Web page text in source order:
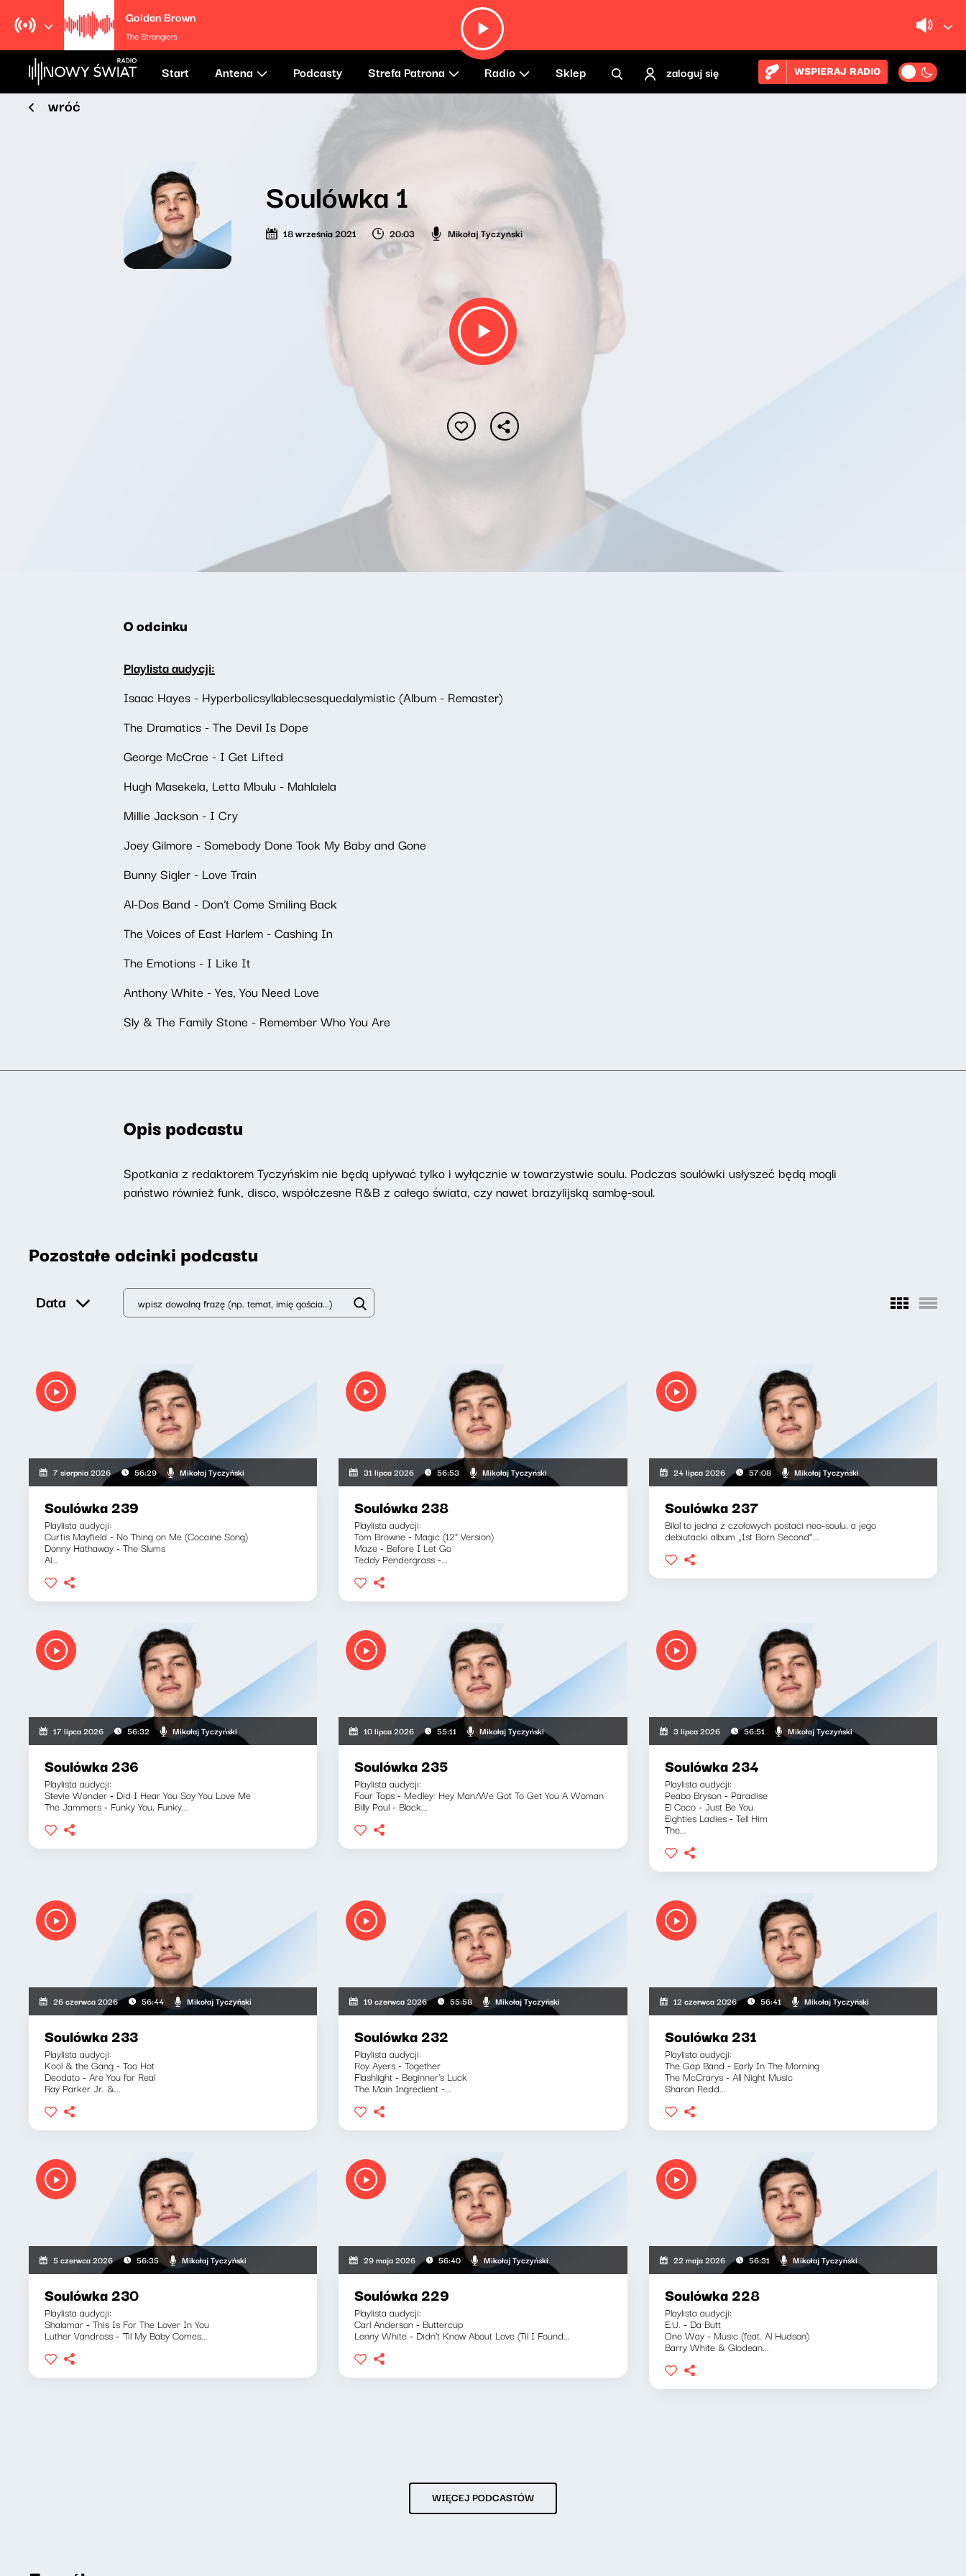
Golden Brown
The Stranglers
Start Antena Podcasty Strefa Patrona Radio Sklep zaloguj się WSPIERAJ RADIO
wróć
Soulówka 1
18 września 2021 20:03 Mikołaj Tyczyński
O odcinku
Playlista audycji:
Isaac Hayes - Hyperbolicsyllablecsesquedalymistic (Album - Remaster)
The Dramatics - The Devil Is Dope
George McCrae - I Get Lifted
Hugh Masekela, Letta Mbulu - Mahlalela
Millie Jackson - I Cry
Joey Gilmore - Somebody Done Took My Baby and Gone
Bunny Sigler - Love Train
Al-Dos Band - Don't Come Smiling Back
The Voices of East Harlem - Cashing In
The Emotions - I Like It
Anthony White - Yes, You Need Love
Sly & The Family Stone - Remember Who You Are
Opis podcastu
Spotkania z redaktorem Tyczyńskim nie będą upływać tylko i wyłącznie w towarzystwie soulu. Podczas soulówki usłyszeć będą mogli
państwo również funk, disco, współczesne R&B z całego świata, czy nawet brazylijską sambę-soul.
Pozostałe odcinki podcastu
Data
7 sierpnia 2026 56:29 Mikołaj Tyczyński
Soulówka 239
Playlista audycji:
Curtis Mayfield - No Thing on Me (Cocaine Song)
Donny Hathaway - The Slums
Al...
31 lipca 2026 56:53 Mikołaj Tyczyński
Soulówka 238
Playlista audycji:
Tom Browne - Magic (12" Version)
Maze - Before I Let Go
Teddy Pendergrass -...
24 lipca 2026 57:08 Mikołaj Tyczyński
Soulówka 237
Bilal to jedna z czołowych postaci neo-soulu, a jego
debiutacki album „1st Born Second”...
17 lipca 2026 56:32 Mikołaj Tyczyński
Soulówka 236
Playlista audycji:
Stevie Wonder - Did I Hear You Say You Love Me
The Jammers - Funky You, Funky...
10 lipca 2026 55:11 Mikołaj Tyczyński
Soulówka 235
Playlista audycji:
Four Tops - Medley: Hey Man/We Got To Get You A Woman
Billy Paul - Black...
3 lipca 2026 56:51 Mikołaj Tyczyński
Soulówka 234
Playlista audycji:
Peabo Bryson - Paradise
El Coco - Just Be You
Eighties Ladies - Tell Him
The...
26 czerwca 2026 56:44 Mikołaj Tyczyński
Soulówka 233
Playlista audycji:
Kool & the Gang - Too Hot
Deodato - Are You for Real
Ray Parker Jr. &...
19 czerwca 2026 55:58 Mikołaj Tyczyński
Soulówka 232
Playlista audycji:
Roy Ayers - Together
Flashlight - Beginner's Luck
The Main Ingredient -...
12 czerwca 2026 56:41 Mikołaj Tyczyński
Soulówka 231
Playlista audycji:
The Gap Band - Early In The Morning
The McCrarys - All Night Music
Sharon Redd...
5 czerwca 2026 56:35 Mikołaj Tyczyński
Soulówka 230
Playlista audycji:
Shalamar - This Is For The Lover In You
Luther Vandross - 'Til My Baby Comes...
29 maja 2026 56:40 Mikołaj Tyczyński
Soulówka 229
Playlista audycji:
Carl Anderson - Buttercup
Lenny White - Didn't Know About Love (Til I Found...
22 maja 2026 56:31 Mikołaj Tyczyński
Soulówka 228
Playlista audycji:
E.U. - Da Butt
One Way - Music (feat. Al Hudson)
Barry White & Glodean...
WIĘCEJ PODCASTÓW